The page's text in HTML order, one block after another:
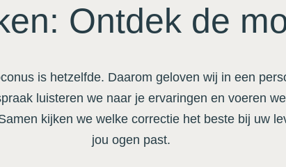
Ontdek de
is hetzelfde. Daarom geloven wij in een
luisteren we naar je ervaringen en voeren
kijken we welke correctie het beste bij uw
jou ogen past.